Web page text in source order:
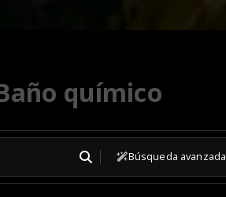
químico
Búsqueda avanzada